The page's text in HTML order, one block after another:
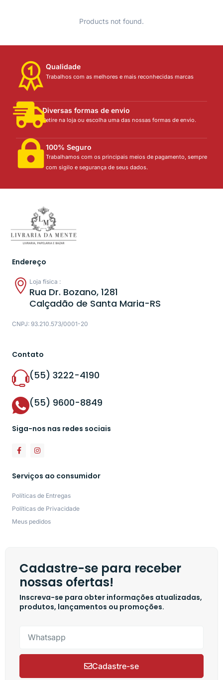
Products not found.
Qualidade
Trabalhos com as melhores e mais reconhecidas marcas
Diversas formas de envio
Retire na loja ou escolha uma das nossas formas de envio.
100% Seguro
Trabalhamos com os principais meios de pagamento, sempre
com sigilo e segurança de seus dados.
Endereço
Loja física :
Rua Dr. Bozano, 1281
Calçadão de Santa Maria-RS
CNPJ: 93.210.573/0001-20
Contato
(55) 3222-4190
(55) 9600-8849
Siga-nos nas redes sociais
Serviços ao consumidor
Políticas de Entregas
Políticas de Privacidade
Meus pedidos
Cadastre-se para receber
nossas ofertas!
Inscreva-se para obter informações atualizadas,
produtos, lançamentos ou promoções.
Cadastre-se